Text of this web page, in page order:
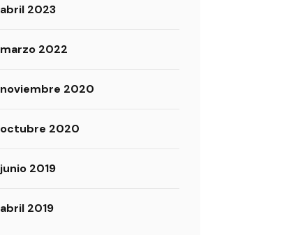
abril 2023
marzo 2022
noviembre 2020
octubre 2020
junio 2019
abril 2019